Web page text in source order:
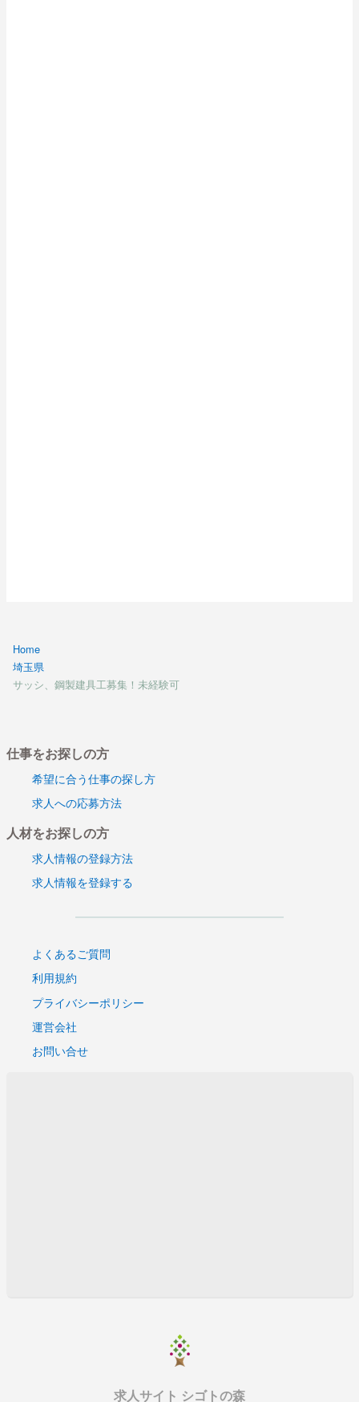
Home
埼玉県
サッシ、鋼製建具工募集！未経験可
仕事をお探しの方
希望に合う仕事の探し方
求人への応募方法
人材をお探しの方
求人情報の登録方法
求人情報を登録する
よくあるご質問
利用規約
プライバシーポリシー
運営会社
お問い合せ
求人サイト シゴトの森